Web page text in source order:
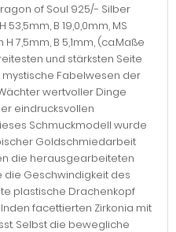
of Soul 925/- Silber
B 19,0,0mm, MS
7,5mm, B 5,1mm, (ca.Maße
und stärksten Seite
mystische Fabelwesen der
wertvoller Dinge
eindrucksvollen
Schmuckmodell wurde
Goldschmiedarbeit
die herausgearbeiteten
die Geschwindigkeit des
plastische Drachenkopf
facettierten Zirkonia mit
Selbst die bewegliche